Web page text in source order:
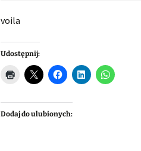
voila
Udostępnij:
Dodaj do ulubionych: